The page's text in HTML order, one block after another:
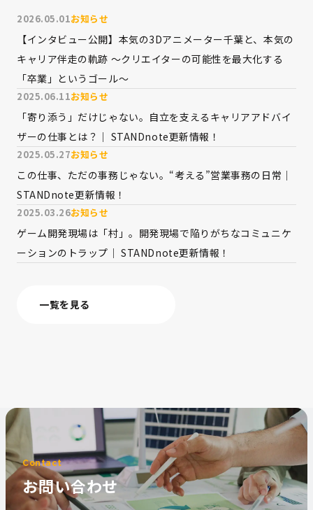
2026.05.01お知らせ
【インタビュー公開】本気の3Dアニメーター千葉と、本気の
キャリア伴走の軌跡 〜クリエイターの可能性を最大化する
「卒業」というゴール〜
2025.06.11お知らせ
「寄り添う」だけじゃない。自立を支えるキャリアアドバイ
ザーの仕事とは？｜ STANDnote更新情報！
2025.05.27お知らせ
この仕事、ただの事務じゃない。“考える”営業事務の日常｜
STANDnote更新情報！
2025.03.26お知らせ
ゲーム開発現場は「村」。開発現場で陥りがちなコミュニケ
ーションのトラップ｜ STANDnote更新情報！
一覧を見る
Contact
お問い合わせ